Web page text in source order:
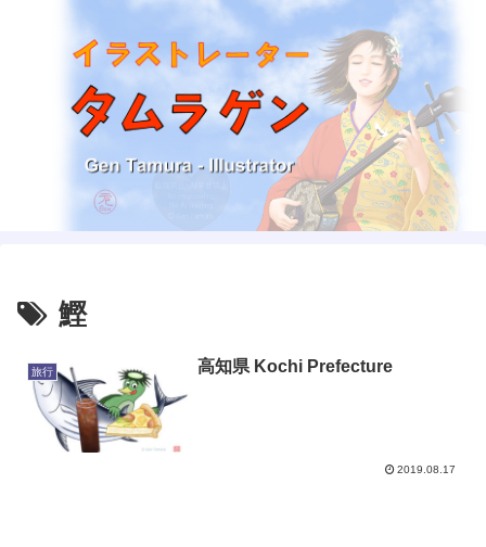
鰹
旅行 高知県 Kochi Prefecture
2019.08.17